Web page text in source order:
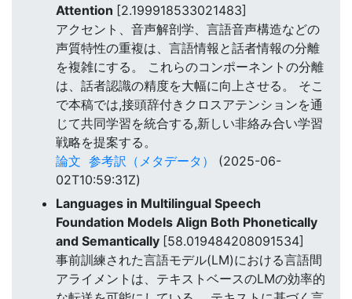
Attention [2.199918533021483]
アクセント、音声解剖学、言語音声構造などの
声質特性の重複は、言語情報と話者情報の分離
を複雑にする。 これらのコンポーネントの分離
は、話者認識の精度を大幅に向上させる。 そこ
で本稿では,接頭辞付きクロスアテンションを通
じて共同学習を統合する,新しい非絡み合い学習
戦略を提案する。
論文 参考訳（メタデータ）
(2025-06-
02T10:59:31Z)
Languages in Multilingual Speech
Foundation Models Align Both Phonetically
and Semantically [58.019484208091534]
事前訓練された言語モデル(LM)における言語間
アライメントは、テキストベースのLMの効率的